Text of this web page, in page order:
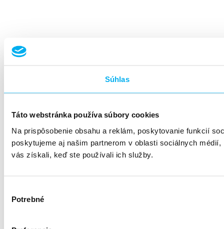
Súhlas
Táto webstránka používa súbory cookies
Na prispôsobenie obsahu a reklám, poskytovanie funkcií
poskytujeme aj našim partnerom v oblasti sociálnych
vás získali, keď ste používali ich služby.
súhlasu
Potrebné